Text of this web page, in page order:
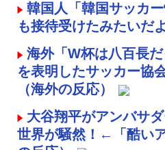
韓国人「韓国サッカ
も接待受けたみたいだよ
海外「W杯は八百長
を表明したサッカー協
（海外の反応）
大谷翔平がアンバサ
世界が騒然！←「酷い